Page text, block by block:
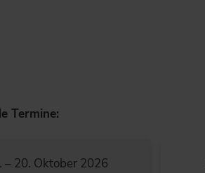
Termine:
– 20. Oktober 2026